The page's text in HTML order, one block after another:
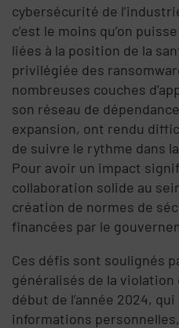
cybersécurité de
c’est le moins qu’on
liées à la position de la
privilégiée des
nombreuses couches
son réseau de
expansion, ont rendu
de suivre le rythme dans
Pour avoir un impact
collaboration solide au
création de normes de
financées par le
Ces défis sont soulignés
généralisés de la violation
début de l’année 2024,
informations